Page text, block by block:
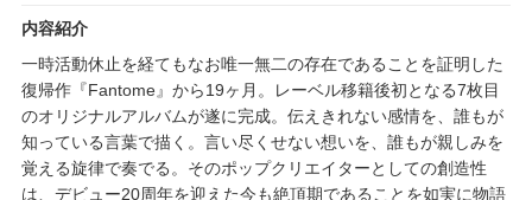
内容紹介
一時活動休止を経てもなお唯一無二の存在であることを証明した
復帰作『Fantome』から19ヶ月。レーベル移籍後初となる7枚目
のオリジナルアルバムが遂に完成。伝えきれない感情を、誰もが
知っている言葉で描く。言い尽くせない想いを、誰もが親しみを
覚える旋律で奏でる。そのポップクリエイターとしての創造性
は、デビュー20周年を迎えた今も絶頂期であることを如実に物語